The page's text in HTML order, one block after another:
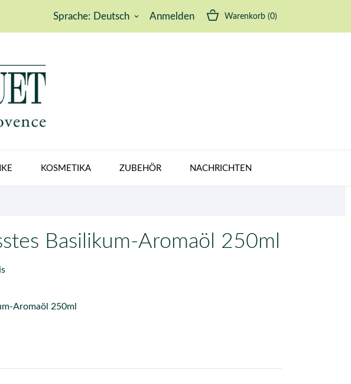
Sprache: Deutsch keyboard_arrow_down Anmelden Warenkorb (0)
KOSMETIKA ZUBEHÖR NACHRICHTEN
Basilikum-Aromaöl 250ml
Aromaöl 250ml